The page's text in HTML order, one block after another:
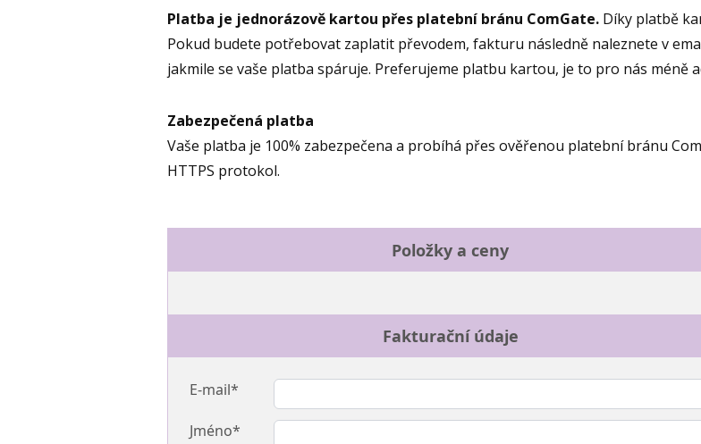
Platba je jednorázově kartou přes platební bránu ComGate. Díky platbě
Pokud budete potřebovat zaplatit převodem, fakturu následně naleznete v
jakmile se vaše platba spáruje. Preferujeme platbu kartou, je to pro nás méně
Zabezpečená platba
Vaše platba je 100% zabezpečena a probíhá přes ověřenou platební bránu
HTTPS protokol.
Položky a ceny
Fakturační údaje
E-mail*
Jméno*